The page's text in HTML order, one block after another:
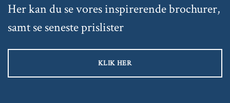
Her kan du se vores inspirerende brochurer,
samt se seneste prislister
KLIK HER